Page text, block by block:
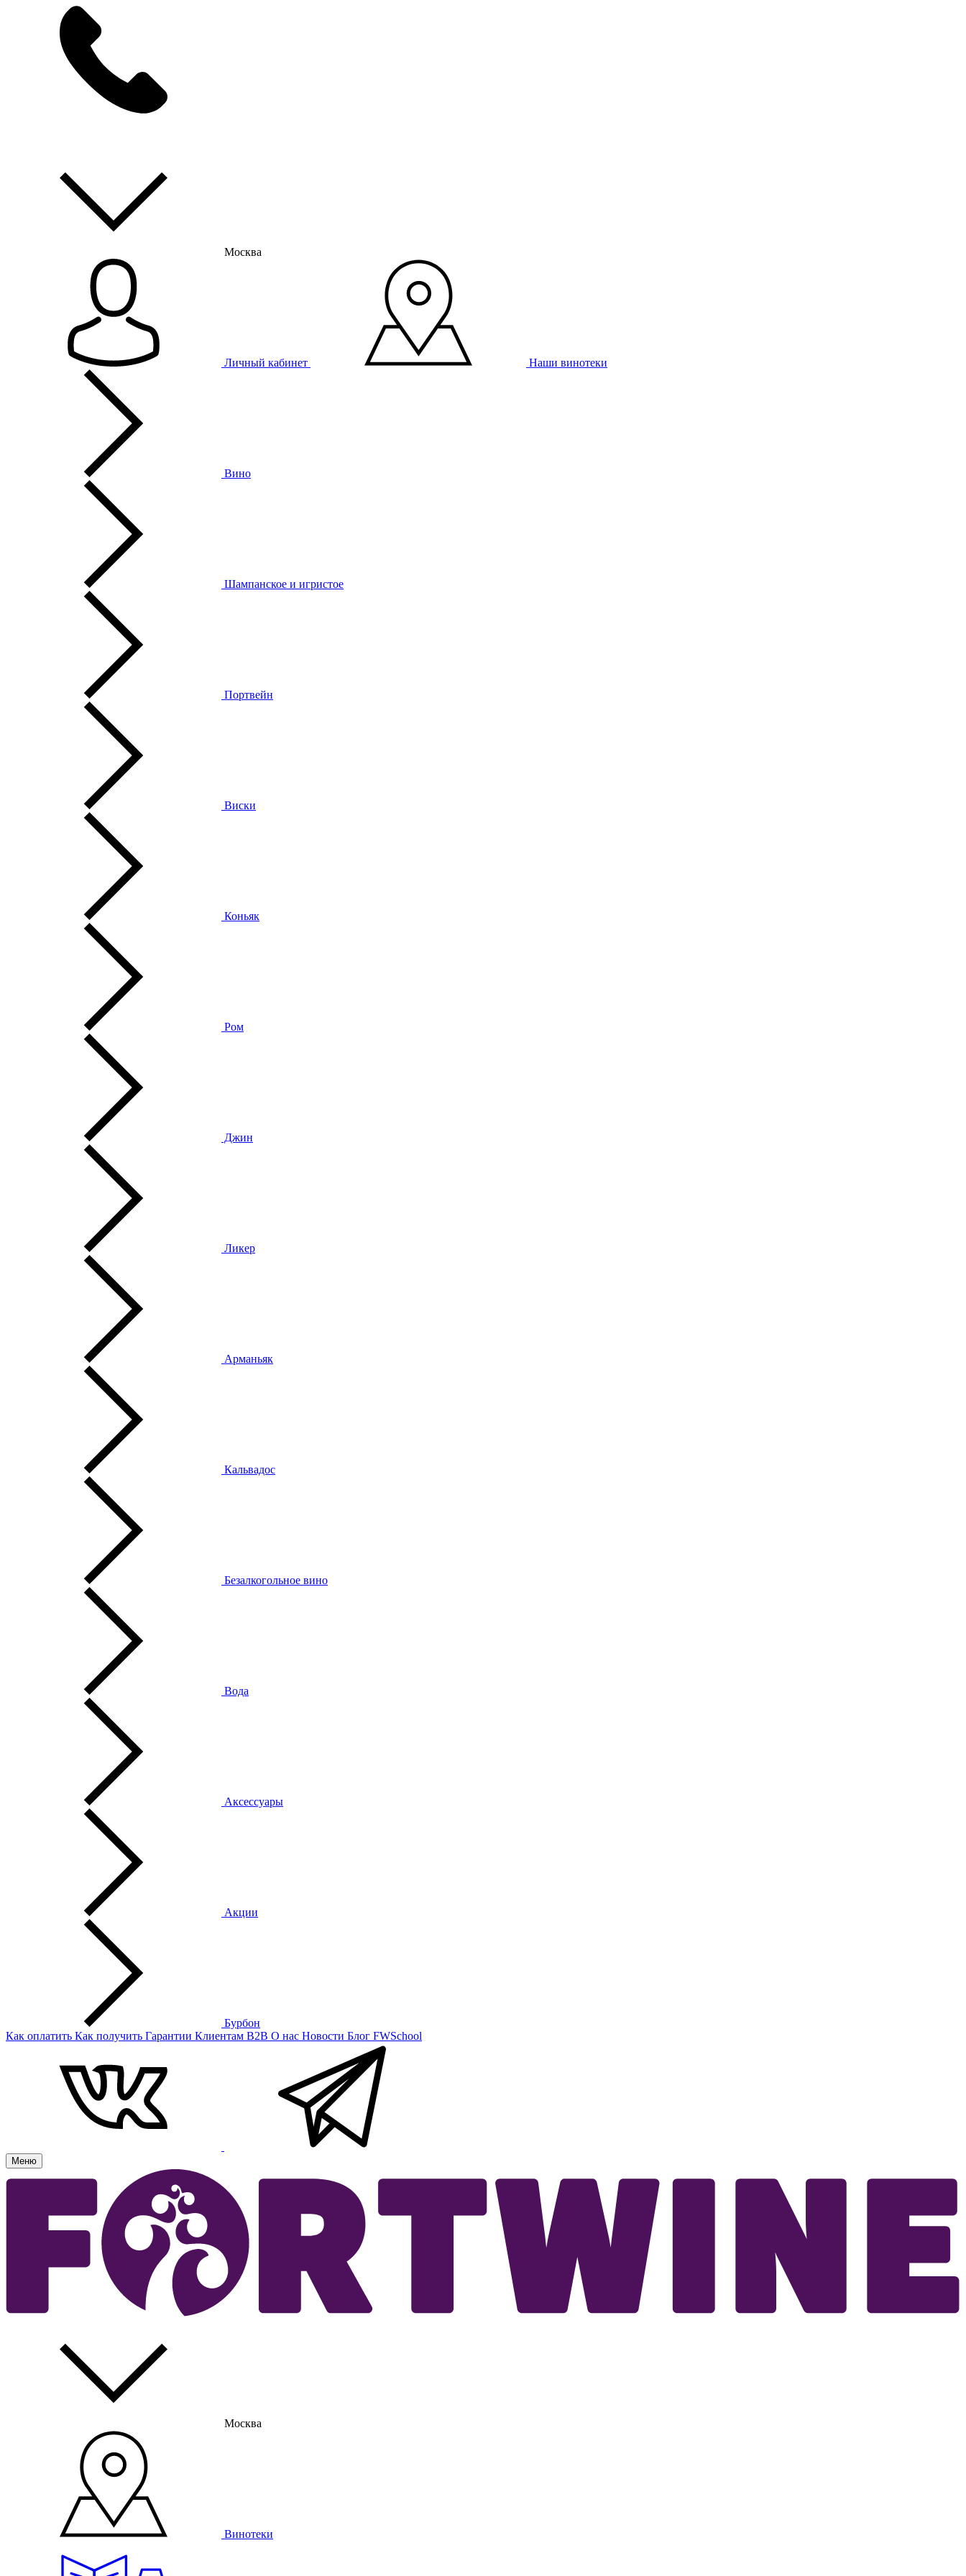
Москва
Личный кабинет Наши винотеки
Вино
Шампанское и игристое
Портвейн
Виски
Коньяк
Ром
Джин
Ликер
Арманьяк
Кальвадос
Безалкогольное вино
Вода
Аксессуары
Акции
Бурбон
Как оплатить Как получить Гарантии Клиентам B2B О нас Новости Блог FWSchool
Меню
Москва
Винотеки